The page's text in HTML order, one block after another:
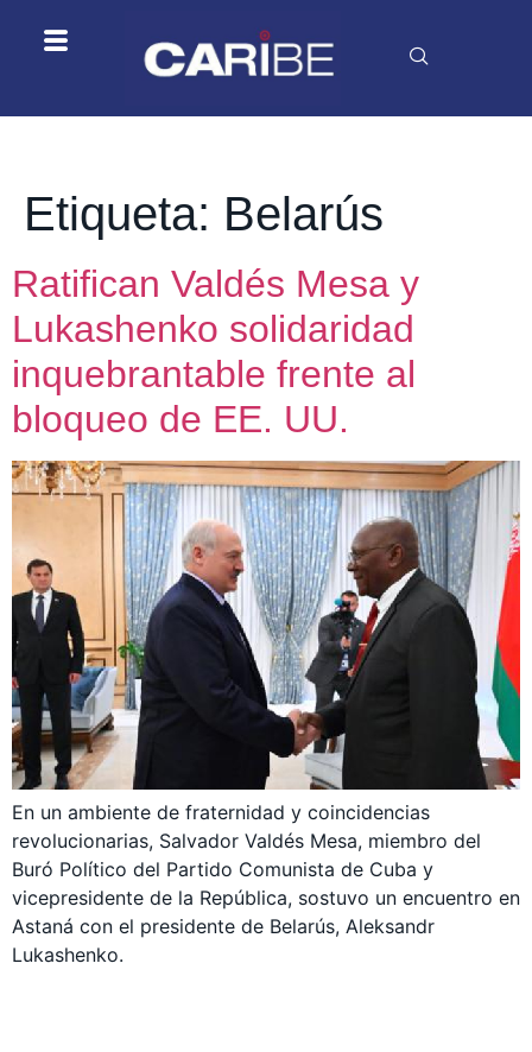
Etiqueta: Belarús
Ratifican Valdés Mesa y
Lukashenko solidaridad
inquebrantable frente al
bloqueo de EE. UU.
En un ambiente de fraternidad y coincidencias
revolucionarias, Salvador Valdés Mesa, miembro del
Buró Político del Partido Comunista de Cuba y
vicepresidente de la República, sostuvo un encuentro en
Astaná con el presidente de Belarús, Aleksandr
Lukashenko.